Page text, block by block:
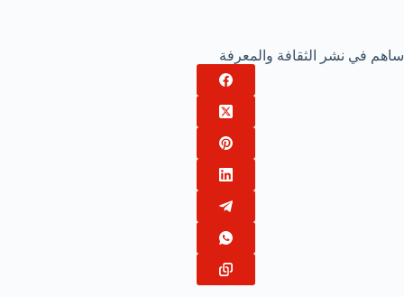
ساهم في نشر الثقافة والمعرفة